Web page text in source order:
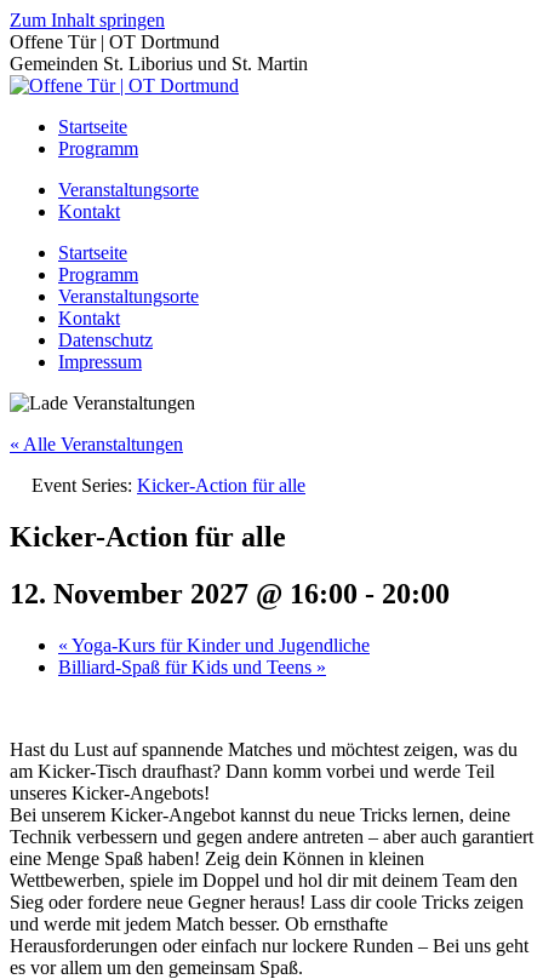
Zum Inhalt springen
Offene Tür | OT Dortmund
Gemeinden St. Liborius und St. Martin
Startseite
Programm
Veranstaltungsorte
Kontakt
Startseite
Programm
Veranstaltungsorte
Kontakt
Datenschutz
Impressum
« Alle Veranstaltungen
Event Series: Kicker-Action für alle
Kicker-Action für alle
12. November 2027 @ 16:00 - 20:00
« Yoga-Kurs für Kinder und Jugendliche
Billiard-Spaß für Kids und Teens »
Hast du Lust auf spannende Matches und möchtest zeigen, was du
am Kicker-Tisch draufhast? Dann komm vorbei und werde Teil
unseres Kicker-Angebots!
Bei unserem Kicker-Angebot kannst du neue Tricks lernen, deine
Technik verbessern und gegen andere antreten – aber auch garantiert
eine Menge Spaß haben! Zeig dein Können in kleinen
Wettbewerben, spiele im Doppel und hol dir mit deinem Team den
Sieg oder fordere neue Gegner heraus! Lass dir coole Tricks zeigen
und werde mit jedem Match besser. Ob ernsthafte
Herausforderungen oder einfach nur lockere Runden – Bei uns geht
es vor allem um den gemeinsam Spaß.